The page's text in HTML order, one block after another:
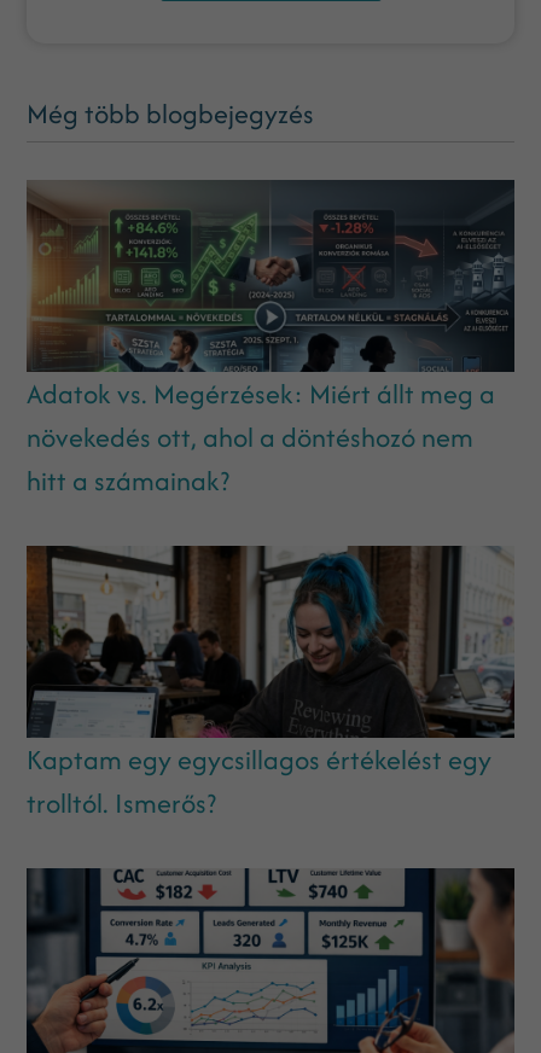
Még több blogbejegyzés
Adatok vs. Megérzések: Miért állt meg a
növekedés ott, ahol a döntéshozó nem
hitt a számainak?
Kaptam egy egycsillagos értékelést egy
trolltól. Ismerős?